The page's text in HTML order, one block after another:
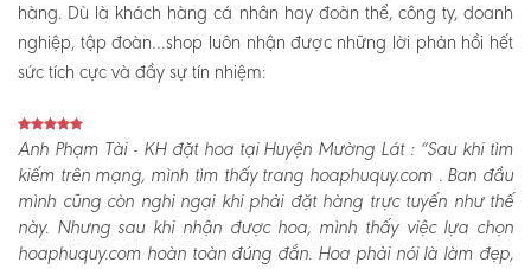
hàng. Dù là khách hàng cá nhân hay đoàn thể, công ty, doanh
nghiệp, tập đoàn…shop luôn nhận được những lời phản hồi hết
sức tích cực và đầy sự tín nhiệm:
Anh Phạm Tài - KH đặt hoa tại Huyện Mường Lát :“Sau khi tìm
kiếm trên mạng, mình tìm thấy trang hoaphuquy.com . Ban đầu
mình cũng còn nghi ngại khi phải đặt hàng trực tuyến như thế
này. Nhưng sau khi nhận được hoa, mình thấy việc lựa chọn
hoaphuquy.com hoàn toàn đúng đắn. Hoa phải nói là làm đẹp,